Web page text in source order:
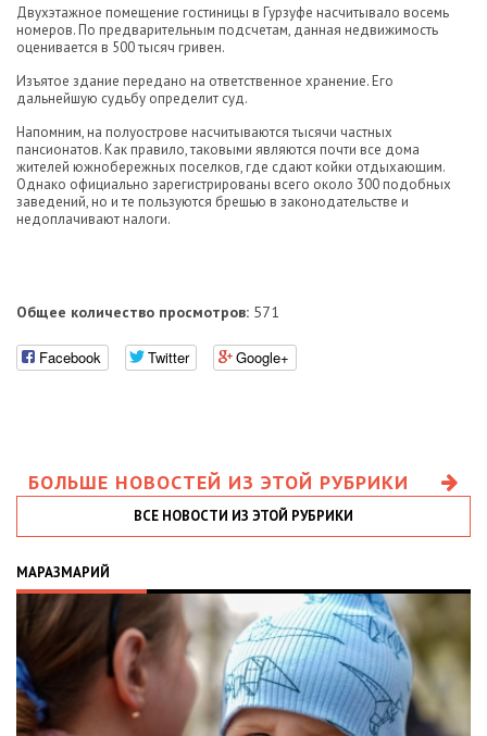
Двухэтажное помещение гостиницы в Гурзуфе насчитывало восемь
номеров. По предварительным подсчетам, данная недвижимость
оценивается в 500 тысяч гривен.
Изъятое здание передано на ответственное хранение. Его
дальнейшую судьбу определит суд.
Напомним, на полуострове насчитываются тысячи частных
пансионатов. Как правило, таковыми являются почти все дома
жителей южнобережных поселков, где сдают койки отдыхающим.
Однако официально зарегистрированы всего около 300 подобных
заведений, но и те пользуются брешью в законодательстве и
недоплачивают налоги.
Общее количество просмотров: 571
Facebook Twitter Google+
БОЛЬШЕ НОВОСТЕЙ ИЗ ЭТОЙ РУБРИКИ
ВСЕ НОВОСТИ ИЗ ЭТОЙ РУБРИКИ
МАРАЗМАРИЙ